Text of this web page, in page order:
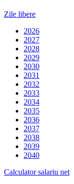
Zile libere
2026
2027
2028
2029
2030
2031
2032
2033
2034
2035
2036
2037
2038
2039
2040
Calculator salariu net